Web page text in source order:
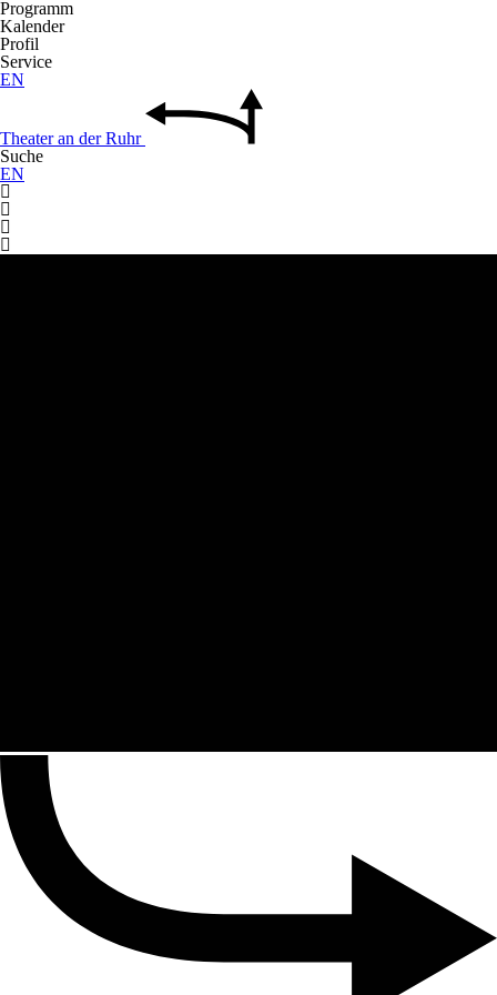
Programm
Kalender
Profil
Service
EN
Theateran derRuhr
Suche
EN



